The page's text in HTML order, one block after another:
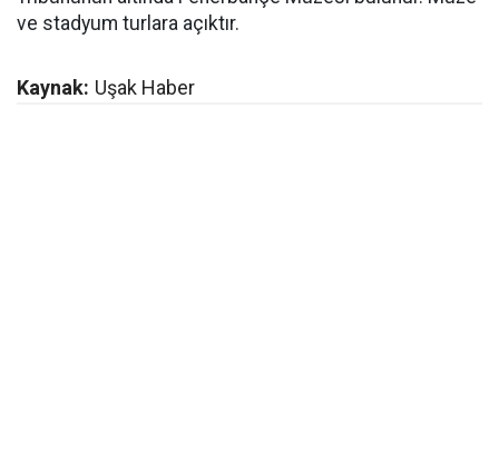
ve stadyum turlara açıktır.
Kaynak: Uşak Haber